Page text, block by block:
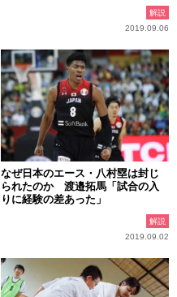
解説
2019.09.06
なぜ日本のエース・八村塁は封じ
られたのか 渡邉拓馬「試合の入
りに経験の差あった」
解説
2019.09.02